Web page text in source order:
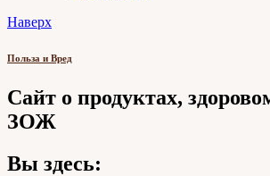
Наверх
Польза и Вред
Сайт о продуктах,
ЗОЖ
Вы здесь: